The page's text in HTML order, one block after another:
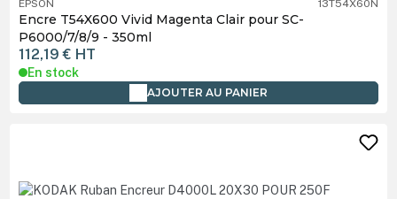
EPSON 13T54X60N
Encre T54X600 Vivid Magenta Clair pour SC-
P6000/7/8/9 - 350ml
112,19 € HT
En stock
AJOUTER AU PANIER